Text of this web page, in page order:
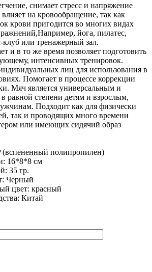
снимает стресс и напряжение
на кровообращение, так как
крови пригодится во многих видах
йога, пилатес,
клуб или тренажерный зал.
и в то же время позволяет подготовить
интенсивных тренировок.
лиц для использования в
Помогает в процессе коррекции
Мяч является универсальным и
в равной степени детям и взрослым,
Подходит как для физически
так и проводящих много времени
или имеющих сидячий образ
(вспененный полипропилен)
16*8*8 см
35 гр.
Черный
цвет: красный
Китай